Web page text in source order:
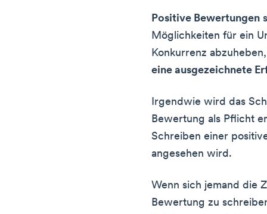
Positive Bewertungen
Möglichkeiten für ein
Konkurrenz
eine ausgezeichnete
Irgendwie wird das
Bewertung als Pflicht
Schreiben einer
angesehen wird.
Wenn sich jemand die
Bewertung zu